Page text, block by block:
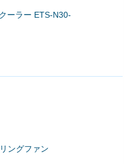
ーラー ETS-N30-
ングファン